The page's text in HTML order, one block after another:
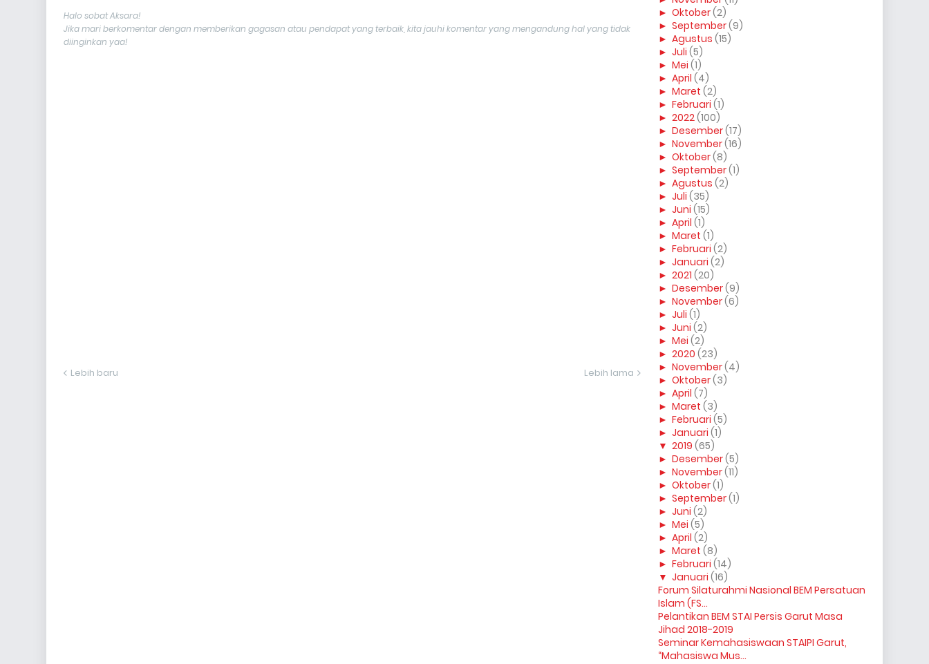
Halo sobat Aksara!
Jika mari berkomentar dengan memberikan gagasan atau pendapat yang terbaik, kita jauhi komentar yang mengandung hal yang tidak
diinginkan yaa!
Lebih baru Lebih lama
► Oktober(2)
► September(9)
► Agustus (15)
► Juli (5)
► Mei (1)
► April (4)
► Maret (2)
► Februari (1)
► 2022(100)
► Desember(17)
► November(16)
► Oktober(8)
► September(1)
► Agustus (2)
► Juli (35)
► Juni (15)
► April (1)
► Maret (1)
► Februari (2)
► Januari (2)
► 2021 (20)
► Desember(9)
► November(6)
► Juli (1)
► Juni (2)
► Mei (2)
► 2020 (23)
► November(4)
► Oktober(3)
► April (7)
► Maret (3)
► Februari (5)
► Januari (1)
▼ 2019 (65)
► Desember(5)
► November(11)
► Oktober(1)
► September(1)
► Juni (2)
► Mei (5)
► April (2)
► Maret (8)
► Februari (14)
▼ Januari (16)
Forum Silaturahmi Nasional BEM Persatuan
Islam (FS...
Pelantikan BEM STAI Persis Garut Masa
Jihad 2018-2019
Seminar Kemahasiswaan STAIPI Garut,
“Mahasiswa Mus...